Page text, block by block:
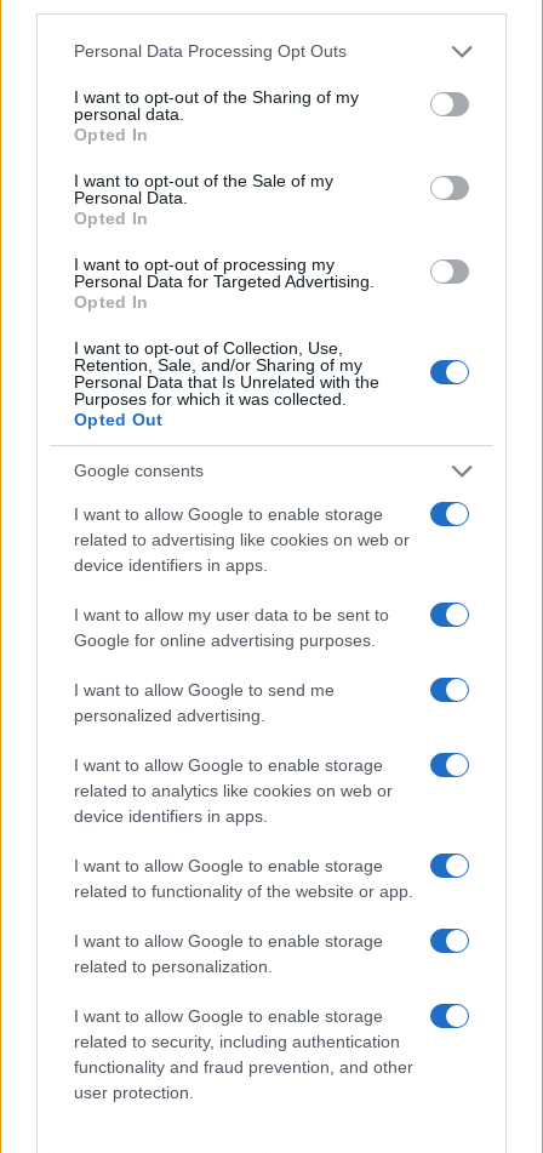
Please note that this website/app uses one or more Google
not limited to your visit or usage behaviour. You may click to
grant or deny consent to Google and its third-party tags to
use your data for below specified purposes in below Google
consent section.
Personal Data Processing Opt Outs
I want to opt-out of the Sharing of my
personal data.
Opted In
I want to opt-out of the Sale of my
Personal Data.
Opted In
I want to opt-out of processing my
Personal Data for Targeted Advertising.
Opted In
I want to opt-out of Collection, Use,
Retention, Sale, and/or Sharing of my
Personal Data that Is Unrelated with the
Purposes for which it was collected.
Opted Out
Google consents
I want to allow Google to enable storage
related to advertising like cookies on web or
device identifiers in apps.
I want to allow my user data to be sent to
Google for online advertising purposes.
I want to allow Google to send me
personalized advertising.
I want to allow Google to enable storage
related to analytics like cookies on web or
device identifiers in apps.
I want to allow Google to enable storage
related to functionality of the website or app.
I want to allow Google to enable storage
related to personalization.
I want to allow Google to enable storage
related to security, including authentication
functionality and fraud prevention, and other
user protection.
Continua a leggere
Papa Leone a Santa Maria degli Angeli: migliaia di
giovani per il meeting francescano
NEWS